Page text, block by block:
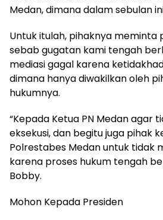
Medan, dimana dalam sebulan
Untuk itulah, pihaknya meminta
sebab gugatan kami tengah
mediasi gagal karena
dimana hanya diwakilkan oleh
hukumnya.
“Kepada Ketua PN Medan agar
eksekusi, dan begitu juga pihak
Polrestabes Medan untuk tidak
karena proses hukum tengah
Bobby.
Mohon Kepada Presiden